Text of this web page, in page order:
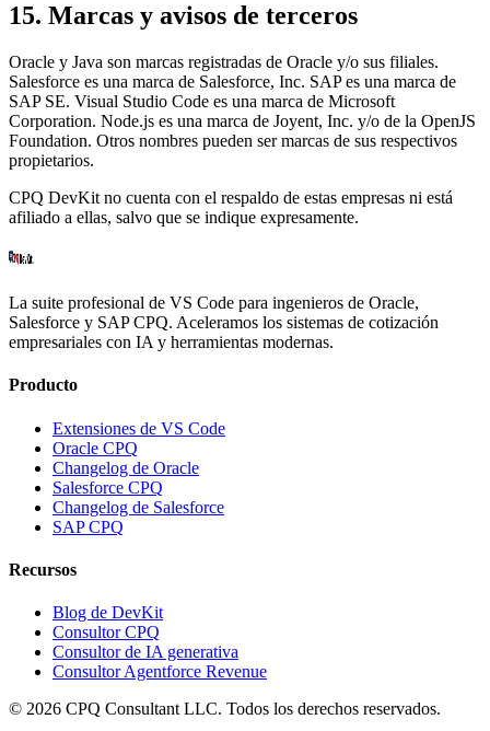
15. Marcas y avisos de terceros
Oracle y Java son marcas registradas de Oracle y/o sus filiales.
Salesforce es una marca de Salesforce, Inc. SAP es una marca de
SAP SE. Visual Studio Code es una marca de Microsoft
Corporation. Node.js es una marca de Joyent, Inc. y/o de la OpenJS
Foundation. Otros nombres pueden ser marcas de sus respectivos
propietarios.
CPQ DevKit no cuenta con el respaldo de estas empresas ni está
afiliado a ellas, salvo que se indique expresamente.
La suite profesional de VS Code para ingenieros de Oracle,
Salesforce y SAP CPQ. Aceleramos los sistemas de cotización
empresariales con IA y herramientas modernas.
Producto
Extensiones de VS Code
Oracle CPQ
Changelog de Oracle
Salesforce CPQ
Changelog de Salesforce
SAP CPQ
Recursos
Blog de DevKit
Consultor CPQ
Consultor de IA generativa
Consultor Agentforce Revenue
© 2026 CPQ Consultant LLC. Todos los derechos reservados.